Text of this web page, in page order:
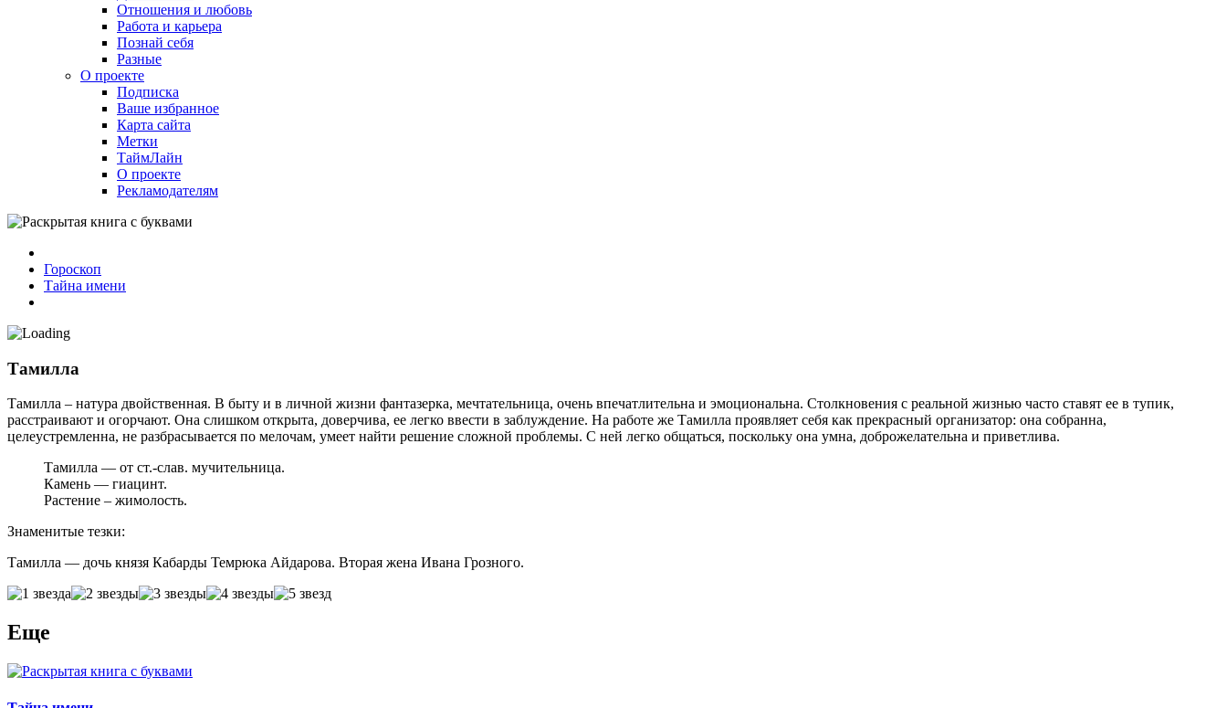
Отношения и любовь
Работа и карьера
Познай себя
Разные
О проекте
Подписка
Ваше избранное
Карта сайта
Метки
ТаймЛайн
О проекте
Рекламодателям
Гороскоп
Тайна имени
Тамилла
Тамилла – натура двойственная. В быту и в личной жизни фантазерка, мечтательница, очень впечатлительна и эмоциональна. Столкновения с реальной жизнью часто ставят ее в тупик,
расстраивают и огорчают. Она слишком открыта, доверчива, ее легко ввести в заблуждение. На работе же Тамилла проявляет себя как прекрасный организатор: она собранна,
целеустремленна, не разбрасывается по мелочам, умеет найти решение сложной проблемы. С ней легко общаться, поскольку она умна, доброжелательна и приветлива.
Тамилла — от ст.-слав. мучительница.
Камень — гиацинт.
Растение – жимолость.
Знаменитые тезки:
Тамилла — дочь князя Кабарды Темрюка Айдарова. Вторая жена Ивана Грозного.
Еще